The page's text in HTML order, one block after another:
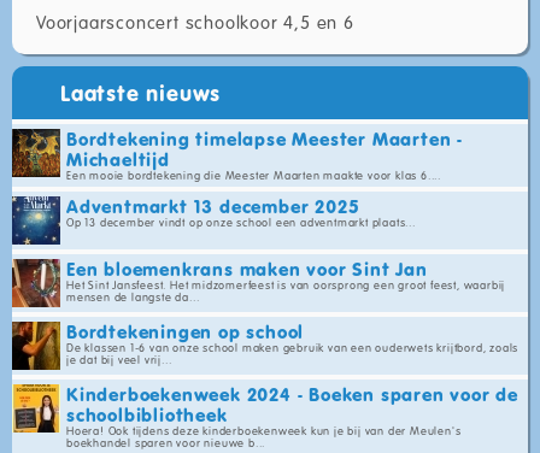
Voorjaarsconcert schoolkoor 4,5 en 6
Laatste nieuws
Bordtekening timelapse Meester Maarten -
Michaeltijd
Een mooie bordtekening die Meester Maarten maakte voor klas 6....
Adventmarkt 13 december 2025
Op 13 december vindt op onze school een adventmarkt plaats...
Een bloemenkrans maken voor Sint Jan
Het Sint Jansfeest. Het midzomerfeest is van oorsprong een groot feest, waarbij
mensen de langste da...
Bordtekeningen op school
De klassen 1-6 van onze school maken gebruik van een ouderwets krijtbord, zoals
je dat bij veel vrij...
Kinderboekenweek 2024 - Boeken sparen voor de
schoolbibliotheek
Hoera! Ook tijdens deze kinderboekenweek kun je bij van der Meulen's
boekhandel sparen voor nieuwe b...